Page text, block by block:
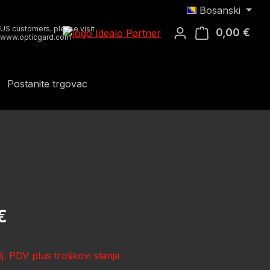
Bosanski
US customers, please visit
www.opticgard.com
0,00 €
Postanite trgovac
PDV plus troškovi slanja